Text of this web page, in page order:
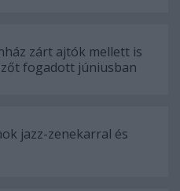
zárt ajtók mellett is
fogadott júniusban
jazz-zenekarral és